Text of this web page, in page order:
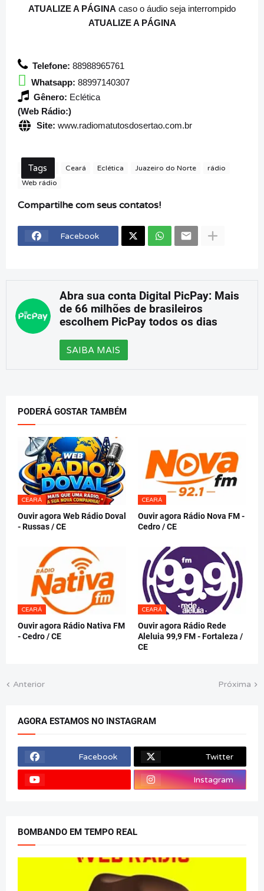
ATUALIZE A PÁGINA caso o áudio seja interrompido
ATUALIZE A PÁGINA
Telefone: 88988965761
Whatsapp: 88997140307
Gênero: Eclética
(Web Rádio:)
Site: www.radiomatutosdosertao.com.br
Tags Ceará Eclética Juazeiro do Norte
rádio
Web rádio
Compartilhe com seus contatos!
Facebook
Abra sua conta Digital PicPay: Mais
de 66 milhões de brasileiros
escolhem PicPay todos os dias
SAIBA MAIS
PODERÁ GOSTAR TAMBÉM
CEARÁ
Ouvir agora Web Rádio Doval
- Russas / CE
CEARÁ
Ouvir agora Rádio Nova FM -
Cedro / CE
CEARÁ
Ouvir agora Rádio Nativa FM
- Cedro / CE
CEARÁ
Ouvir agora Rádio Rede
Aleluia 99,9 FM - Fortaleza /
CE
Anterior Próxima
AGORA ESTAMOS NO INSTAGRAM
Facebook Twitter
Instagram
BOMBANDO EM TEMPO REAL